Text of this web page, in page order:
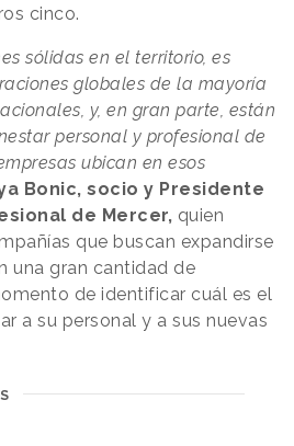
cinco.
sólidas en el territorio, es
globales de la mayoría
y, en gran parte, están
personal y profesional de
ubican en esos
Bonic, socio y Presidente
de Mercer, quien
que buscan expandirse
una gran cantidad de
de identificar cuál es el
a su personal y a sus nuevas